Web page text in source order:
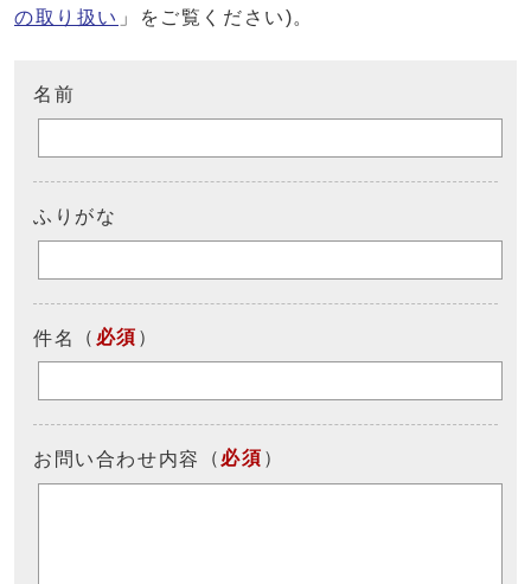
の取り扱い 」をご覧ください)。
名前
ふりがな
件名 （ 必須 ）
お問い合わせ内容 （ 必須 ）